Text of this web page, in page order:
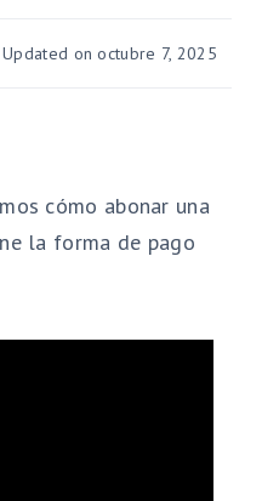
Updated on octubre 7, 2025
cómo abonar una
la forma de pago